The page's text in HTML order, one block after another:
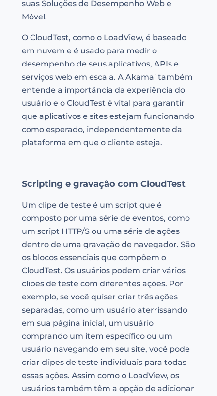
suas Soluções de Desempenho Web e
Móvel.
O CloudTest, como o LoadView, é baseado
em nuvem e é usado para medir o
desempenho de seus aplicativos, APIs e
serviços web em escala. A Akamai também
entende a importância da experiência do
usuário e o CloudTest é vital para garantir
que aplicativos e sites estejam funcionando
como esperado, independentemente da
plataforma em que o cliente esteja.
Scripting e gravação com CloudTest
Um clipe de teste é um script que é
composto por uma série de eventos, como
um script HTTP/S ou uma série de ações
dentro de uma gravação de navegador. São
os blocos essenciais que compõem o
CloudTest. Os usuários podem criar vários
clipes de teste com diferentes ações. Por
exemplo, se você quiser criar três ações
separadas, como um usuário aterrissando
em sua página inicial, um usuário
comprando um item específico ou um
usuário navegando em seu site, você pode
criar clipes de teste individuais para todas
essas ações. Assim como o LoadView, os
usuários também têm a opção de adicionar